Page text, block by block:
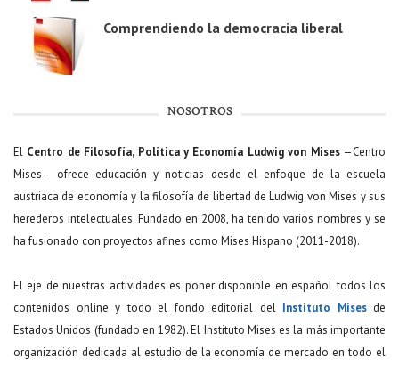
Comprendiendo la democracia liberal
NOSOTROS
El Centro de Filosofía, Política y Economía Ludwig von Mises—Centro
Mises— ofrece educación y noticias desde el enfoque de la escuela
austriaca de economía y la filosofía de libertad de Ludwig von Mises y sus
herederos intelectuales. Fundado en 2008, ha tenido varios nombres y se
ha fusionado con proyectos afines como Mises Hispano (2011-2018).
El eje de nuestras actividades es poner disponible en español todos los
contenidos online y todo el fondo editorial del Instituto Misesde
Estados Unidos (fundado en 1982). El Instituto Mises es la más importante
organización dedicada al estudio de la economía de mercado en todo el